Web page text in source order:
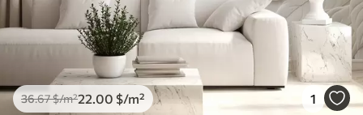
36.67$/m²22 .00 $/m² 1